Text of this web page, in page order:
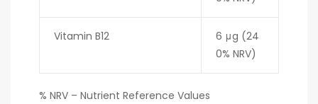
Vitamin B12
6 μg (24
0% NRV)
% NRV – Nutrient Reference Values